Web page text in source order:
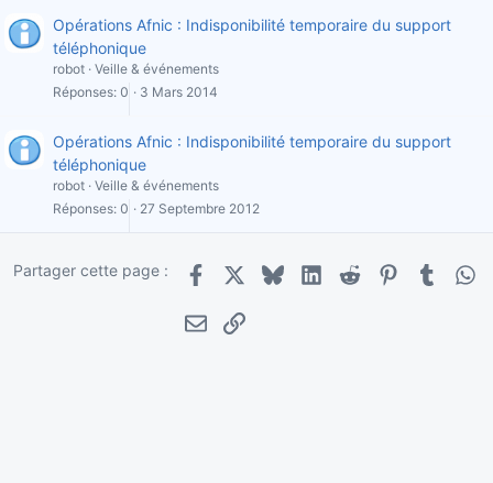
Opérations Afnic : Indisponibilité temporaire du support
téléphonique
robot Veille & événements
Réponses 0 3 Mars 2014
Opérations Afnic : Indisponibilité temporaire du support
téléphonique
robot Veille & événements
Réponses 0 27 Septembre 2012
Partager cette page :
Facebook
X BlueskyLinkedInRedditPinterestTumblr
E-mailLien